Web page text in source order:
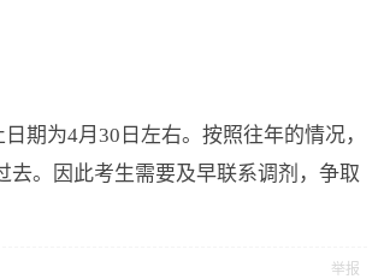
期为4月30日左右。按照往年的情况，
。因此考生需要及早联系调剂，争取
举报